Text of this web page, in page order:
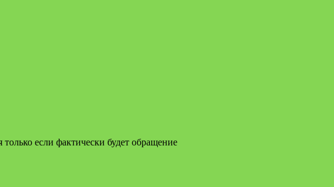
если фактически будет обращение